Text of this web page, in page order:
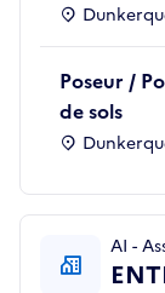
Poseur /
de sols
AI -